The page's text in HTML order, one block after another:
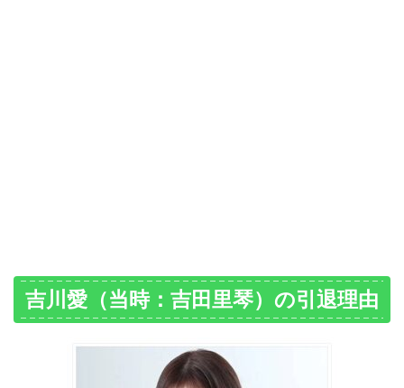
吉川愛（当時：吉田里琴）の引退理由